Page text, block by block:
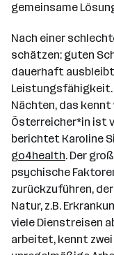
gemeinsame
Nach einer
schätzen: guten
dauerhaft
Leistungsfähigkeit.
Nächten, das
Österreicher*in ist
berichtet Karoline
go4health. Der
psychische
zurückzuführen,
Natur, z.B.
viele Dienstreisen
arbeitet, kennt